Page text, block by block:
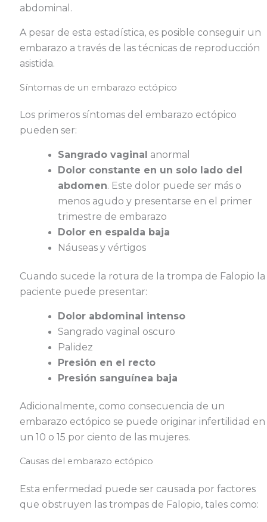
abdominal.
A pesar de esta estadística, es posible conseguir un
embarazo a través de las técnicas de reproducción
asistida.
Síntomas de un embarazo ectópico
Los primeros síntomas del embarazo ectópico
pueden ser:
Sangrado vaginal anormal
Dolor constante en un solo lado del
abdomen. Este dolor puede ser más o
menos agudo y presentarse en el primer
trimestre de embarazo
Dolor en espalda baja
Náuseas y vértigos
Cuando sucede la rotura de la trompa de Falopio la
paciente puede presentar:
Dolor abdominal intenso
Sangrado vaginal oscuro
Palidez
Presión en el recto
Presión sanguínea baja
Adicionalmente, como consecuencia de un
embarazo ectópico se puede originar infertilidad en
un 10 o 15 por ciento de las mujeres.
Causas del embarazo ectópico
Esta enfermedad puede ser causada por factores
que obstruyen las trompas de Falopio, tales como: